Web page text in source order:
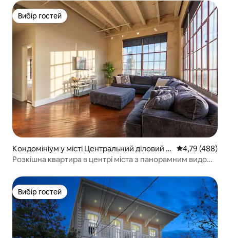
Вибір гостей
Вибір гостей
Кондомініум у місті Центральний діловий р
айон
Середня
4,79 (488)
Розкішна квартира в центрі міста з панорамним видом і
Вибір гостей
Вибір гостей